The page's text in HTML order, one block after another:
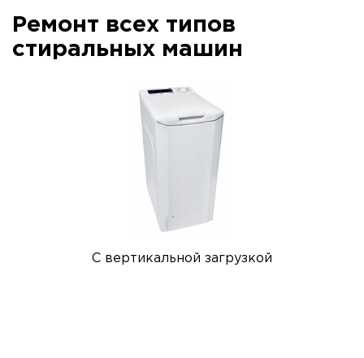
Ремонт всех типов
стиральных машин
С вертикальной загрузкой